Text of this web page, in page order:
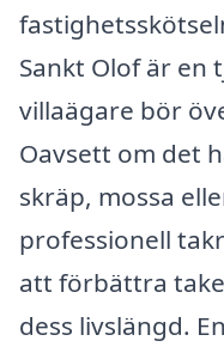
Sankt Olof är en
villaägare bör
Oavsett om det
skräp, mossa
professionell
att förbättra
dess livslängd.